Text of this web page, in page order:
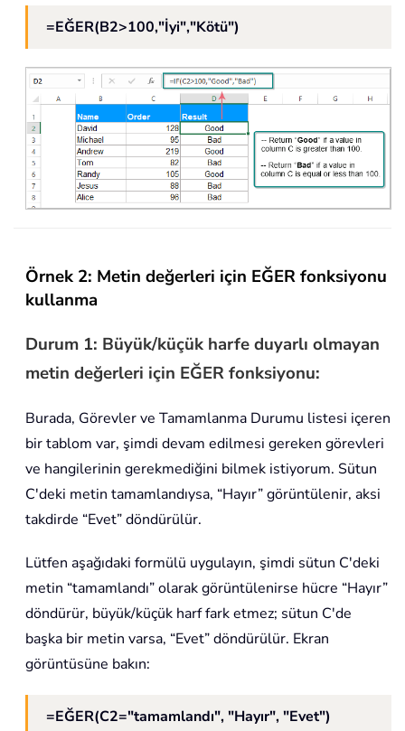
=EĞER(B2>100,"İyi","Kötü")
Örnek 2: Metin değerleri için EĞER fonksiyonu
kullanma
Durum 1: Büyük/küçük harfe duyarlı olmayan
metin değerleri için EĞER fonksiyonu:
Burada, Görevler ve Tamamlanma Durumu listesi içeren
bir tablom var, şimdi devam edilmesi gereken görevleri
ve hangilerinin gerekmediğini bilmek istiyorum. Sütun
C'deki metin tamamlandıysa, “Hayır” görüntülenir, aksi
takdirde “Evet” döndürülür.
Lütfen aşağıdaki formülü uygulayın, şimdi sütun C'deki
metin “tamamlandı” olarak görüntülenirse hücre “Hayır”
döndürür, büyük/küçük harf fark etmez; sütun C'de
başka bir metin varsa, “Evet” döndürülür. Ekran
görüntüsüne bakın:
=EĞER(C2="tamamlandı", "Hayır", "Evet")